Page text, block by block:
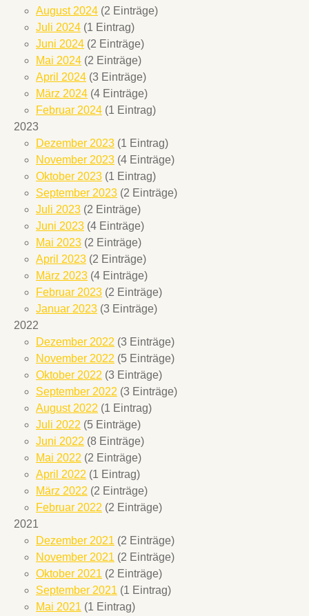
August 2024 (2 Einträge)
Juli 2024 (1 Eintrag)
Juni 2024 (2 Einträge)
Mai 2024 (2 Einträge)
April 2024 (3 Einträge)
März 2024 (4 Einträge)
Februar 2024 (1 Eintrag)
2023
Dezember 2023 (1 Eintrag)
November 2023 (4 Einträge)
Oktober 2023 (1 Eintrag)
September 2023 (2 Einträge)
Juli 2023 (2 Einträge)
Juni 2023 (4 Einträge)
Mai 2023 (2 Einträge)
April 2023 (2 Einträge)
März 2023 (4 Einträge)
Februar 2023 (2 Einträge)
Januar 2023 (3 Einträge)
2022
Dezember 2022 (3 Einträge)
November 2022 (5 Einträge)
Oktober 2022 (3 Einträge)
September 2022 (3 Einträge)
August 2022 (1 Eintrag)
Juli 2022 (5 Einträge)
Juni 2022 (8 Einträge)
Mai 2022 (2 Einträge)
April 2022 (1 Eintrag)
März 2022 (2 Einträge)
Februar 2022 (2 Einträge)
2021
Dezember 2021 (2 Einträge)
November 2021 (2 Einträge)
Oktober 2021 (2 Einträge)
September 2021 (1 Eintrag)
Mai 2021 (1 Eintrag)